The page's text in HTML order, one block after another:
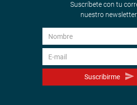
Suscríbete con tu
nuestro newsletter.
Suscribirme